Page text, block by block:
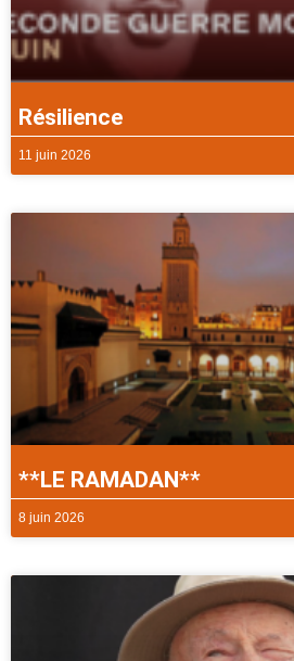
Résilience
11 juin 2026
**LE RAMADAN**
8 juin 2026